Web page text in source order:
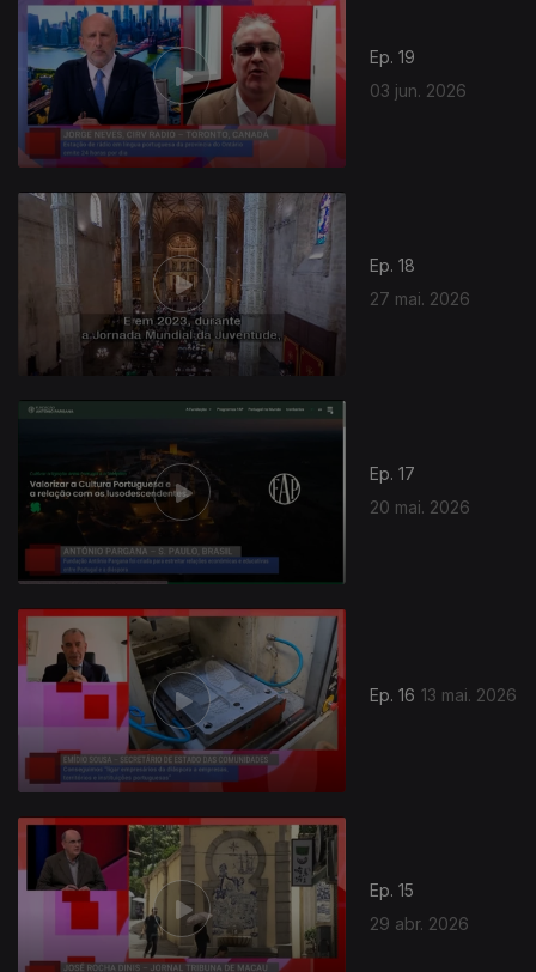
Ep. 19
03 jun. 2026
Ep. 18
27 mai. 2026
Ep. 17
20 mai. 2026
Ep. 16 13 mai. 2026
Ep. 15
29 abr. 2026
925931